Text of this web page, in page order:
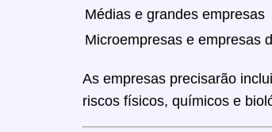
Médias e grandes empresas
Microempresas e empresas
As empresas precisarão
riscos físicos, químicos e